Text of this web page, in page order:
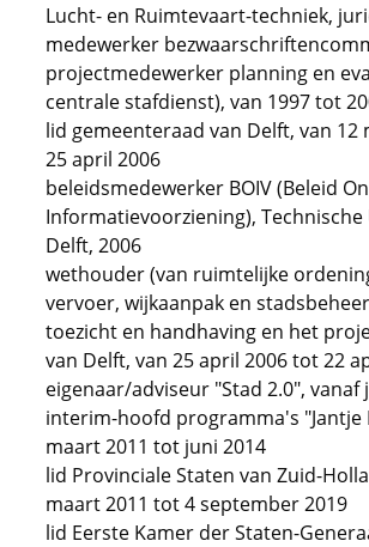
Lucht- en Ruimtevaart-techniek,
medewerker
projectmedewerker planning en
centrale stafdienst), van 1997 tot
lid gemeenteraad van Delft, van 12
25 april 2006
beleidsmedewerker BOIV (Beleid
Informatievoorziening),
Delft, 2006
wethouder (van ruimtelijke
vervoer, wijkaanpak en
toezicht en handhaving en het
van Delft, van 25 april 2006 tot 22
eigenaar/adviseur "Stad 2.0", vanaf
interim-hoofd programma's "Jantje
maart 2011 tot juni 2014
lid Provinciale Staten van Zuid-
maart 2011 tot 4 september 2019
lid Eerste Kamer der Staten-